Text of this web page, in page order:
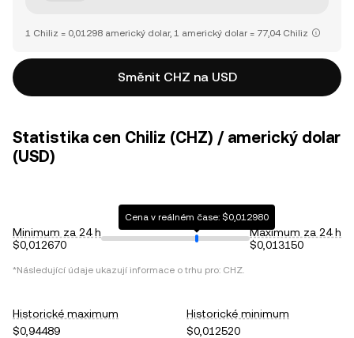
1 Chiliz = 0,01298 americký dolar, 1 americký dolar = 77,04 Chiliz
Směnit CHZ na USD
Statistika cen Chiliz (CHZ) / americký dolar
(USD)
Minimum za 24 h
$0,012670
Cena v reálném čase: $0,012980
Maximum za 24 h
$0,013150
*Následující údaje ukazují informace o trhu pro: CHZ.
Historické maximum
$0,94489
Historické minimum
$0,012520